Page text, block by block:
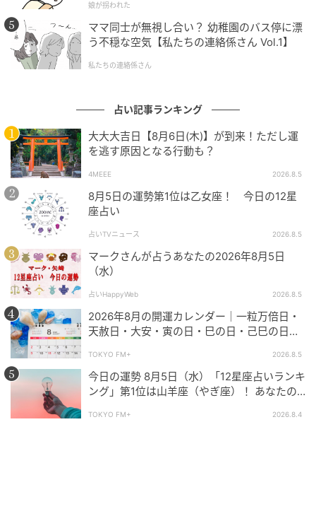
おいしい食事は、人間関係を豊かなものにしてくれま
す。家族はもちろん、親しくなりたい人とは夕食をと
もにするようにしてみて。また、新しく知り合った人
の中に、好物が同じ人がいたらラッキーパーソン。強
すことになりそうです。
蟹座の2026年下半期の《金運》は？
運気好調。幸運の星がお金を司る位置に入って、いろ
いろな場面でラッキーだと感じるようになるでしょ
う。ただ、何もせず棚ぼた的にお金が降ってくるわけ
ではなさそう。あなたがお金とどうつき合っていく
か、何が欲しくて、何がなくてもよいのか見極めるこ
とがより運気を高めます。お金だけに限らず、時間の
使い方、何かを手に入れるためにどれだけの労力をか
けるのか。できるだけ具体的に考えるほど視野が広が
り、金運を高められるでしょう。
これまでためてきたお金を種銭として資産形成に力を
入れるなど、堅実なマネープランを立てるにもよいと
きです。評判のよい金融商品であっても、自分の目と
頭でチェックし、納得がいくものだけを選んで。
娘が拐われた
ママ同士が無視し合い？ 幼稚園のバス停に漂
う不穏な空気【私たちの連絡係さん Vol.1】
私たちの連絡係さん
占い記事ランキング
大大大吉日【8月6日(木)】が到来！ただし運
を逃す原因となる行動も？
4MEEE 2026.8.5
8月5日の運勢第1位は乙女座！ 今日の12星
座占い
占いTVニュース 2026.8.5
マークさんが占うあなたの2026年8月5日
（水）
占いHappyWeb 2026.8.5
2026年8月の開運カレンダー｜一粒万倍日・
天赦日・大安・寅の日・巳の日・己巳の日…8
こと、NG行動などを解説
TOKYO FM+ 2026.8.5
今日の運勢 8月5日（水）「12星座占いランキ
ング」第1位は山羊座（やぎ座）！ あなたの
TOKYO FM+ 2026.8.4